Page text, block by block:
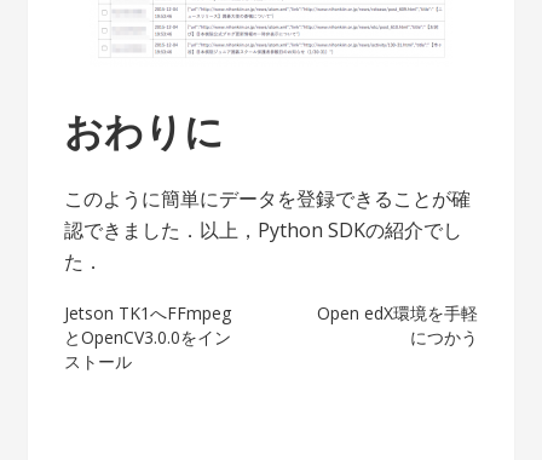
おわりに
このように簡単にデータを登録できることが確
認できました．以上，Python SDKの紹介でし
た．
投
稿
Jetson TK1へFFmpeg
とOpenCV3.0.0をイン
ストール
Open edX環境を手軽
につかう